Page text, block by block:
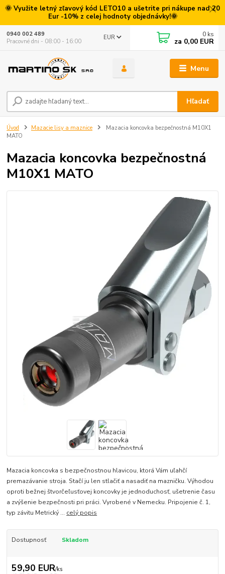
🌞 Využite letný zľavový kód LETO10 a ušetrite pri nákupe nad 20
Eur -10% z celej hodnoty objednávky!🌞
Menu
EUR
Hľadať
0940 002 489
Pracovné dni - 08:00 - 16:00
0 ks
za 0,00 EUR
Úvod Mazacie lisy a maznice
Mazacia koncovka bezpečnostná M10X1
MATO
Mazacia koncovka bezpečnostná
M10X1 MATO
Mazacia koncovka s bezpečnostnou hlavicou, ktorá Vám uľahčí
premazávanie stroja. Stačí ju len stlačiť a nasadiť na mazničku. Výhodou
oproti bežnej štvorčeľusťovej koncovky je jednoduchosť, ušetrenie času
a zvýšenie bezpečnosti pri práci. Vyrobené v Nemecku. Pripojenie č. 1,
typ závitu Metrický ... celý popis
Dostupnosť Skladom
59,90 EUR/ks